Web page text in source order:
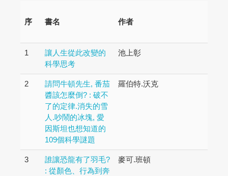
序 書名 作者
1
讓人生從此改變的
科學思考
池上彰
2
請問牛頓先生, 番茄
醬該怎麼倒? : 破不
了的定律.消失的雪
人.吵鬧的冰塊, 愛
因斯坦也想知道的
109個科學謎題
羅伯特.沃克
3
誰讓恐龍有了羽毛?
: 從顏色、行為到奔
麥可.班頓